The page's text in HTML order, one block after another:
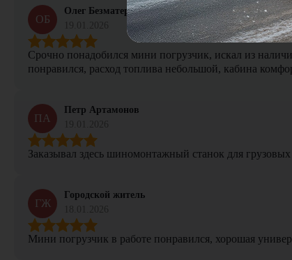
ОБ
Олег Безматерных
Срочно понадобился мини погрузчик, искал из
понравился, расход топлива небольшой, кабина
ПА
Петр Артамонов
Заказывал здесь шиномонтажный станок для
ГЖ
Городской житель
Мини погрузчик в работе понравился, хорошая